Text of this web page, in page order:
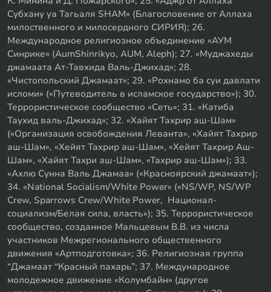
Субхану уа Тагьаля SHAM» (Благословение от Аллаха
милоственного и милосердного СИРИЯ); 26.
Международное религиозное объединение «АУМ
Синрике» (AumShinrikyo, AUM, Aleph); 27. «Муджахеды
джамаата Ат-Тавхида Валь-Джихад»; 28.
«Чистопольский Джамаат»; 29. «Рохнамо ба суи давлати
исломи» («Путеводитель в исламское государство»); 30.
Террористическое сообщество «Сеть»; 31. «Катиба
Таухид валь-Джихад»; 32. «Хайят Тахрир аш-Шам»
(«Организация освобождения Леванта», «Хайят Тахрир
аш-Шам», «Хейят Тахрир аш-Шам», «Хейят Тахрир Аш-
Шам», «Хайят Тахри аш-Шам», «Тахрир аш-Шам»); 33.
«Ахлю Сунна Валь Джамаа» («Красноярский джамаат»);
34. «National Socialism/White Power» («NS/WP, NS/WP
Crew, Sparrows Crew/White Power, Национал-
социализм/Белая сила, власть»); 35. Террористическое
сообщество, созданное Мальцевым В.В. из числа
участников Межрегионального общественного
движения «Артподготовка»; 36. Религиозная группа
“Джамаат “Красный пахарь”; 37. Международное
молодежное движение «Колумбайн» (другое